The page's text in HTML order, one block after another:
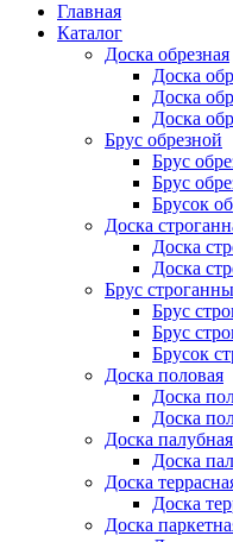
Главная
Каталог
Доска обрезная
Доска
Доска
Доска
Брус обрезной
Брус
Брус
Брусок
Доска
Доска
Доска
Брус
Брус
Брус
Брусок
Доска половая
Доска
Доска
Доска палубная
Доска
Доска
Доска
Доска